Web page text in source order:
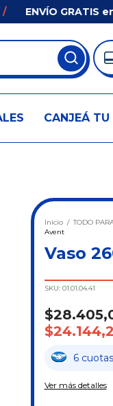
ENVÍO GRATIS en
CANJEÁ
Inicio / TODO
Avent
Vaso
SKU: 01.01.04.41
6 cuotas
Ver más detalles